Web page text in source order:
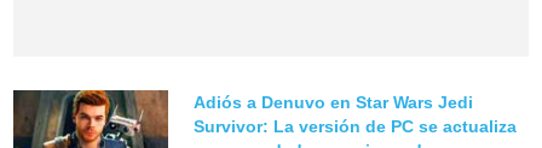
Adiós a Denuvo en Star Wars Jedi
Survivor: La versión de PC se actualiza